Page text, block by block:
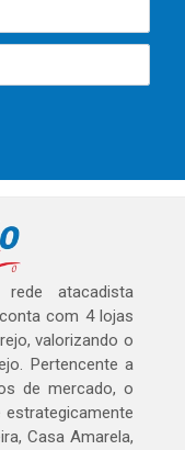
atacadista
com 4 lojas
valorizando o
Pertencente a
de mercado, o
Casa Amarela,